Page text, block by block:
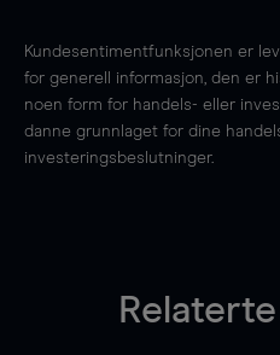
Kundesentimentfunksjonen er
for generell informasjon, den er
noen form for handels- eller
danne grunnlaget for dine
investeringsbeslutninger.